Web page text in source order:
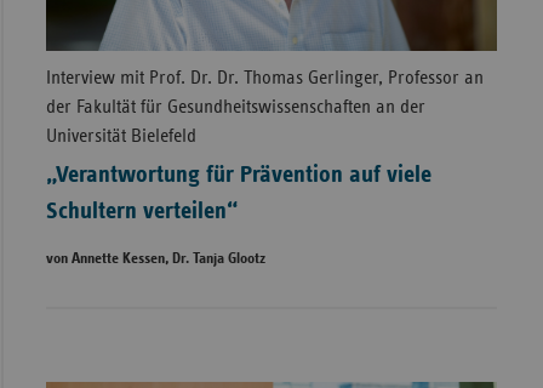
Interview mit Prof. Dr. Dr. Thomas Gerlinger, Professor an
der Fakultät für Gesundheitswissenschaften an der
Universität Bielefeld
„Verantwortung für Prävention auf viele
Schultern verteilen“
von Annette Kessen, Dr. Tanja Glootz